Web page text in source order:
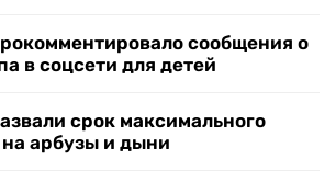
сообщения о
в соцсети для детей
срок максимального
арбузы и дыни